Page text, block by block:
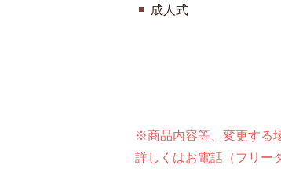
成人式
※商品内容等、変更する
詳しくはお電話（フリー